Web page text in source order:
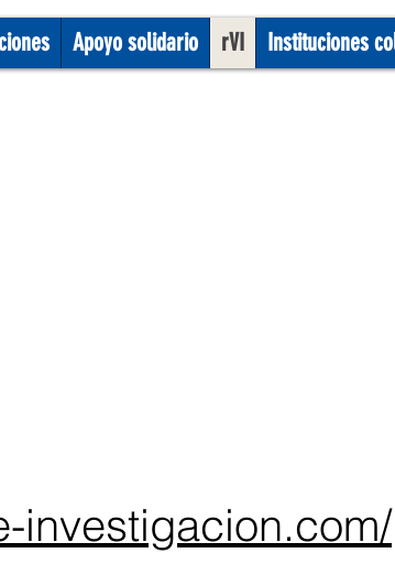
Apoyo solidario rVI Instituciones
investigacion.com/